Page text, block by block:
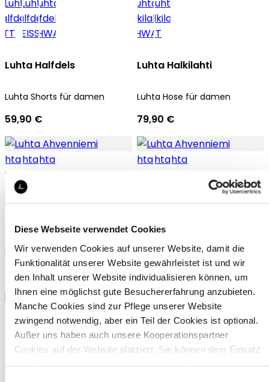
Diese Webseite verwendet Cookies
Wir verwenden Cookies auf unserer Website, damit die
Funktionalität unserer Website gewährleistet ist und wir
den Inhalt unserer Website individualisieren können, um
Ihnen eine möglichst gute Besuchererfahrung anzubieten.
Manche Cookies sind zur Pflege unserer Website
zwingend notwendig, aber ein Teil der Cookies ist optional.
Außer uns haben auch unsere Kooperationspartner
Cookies auf der Website platziert. Sie können dem Einsatz
Luhta Halfdels
Luhta Shorts für damen
59,90 €
Luhta Halkilahti
Luhta Hose für damen
79,90 €
Luhta Shorts für damen
54,90 €
Luhta Shorts für damen
54,90 €